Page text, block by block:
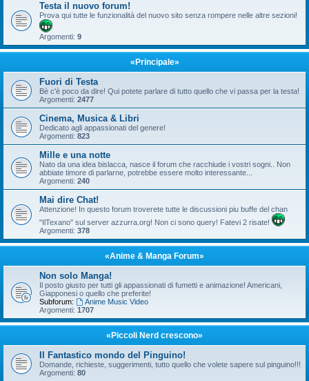
Testa il nuovo forum!
Prova qui tutte le funzionalità del nuovo sito senza rompere nelle altre sezioni!
Argomenti: 9
«Principale»
Fuori di Testa
Bè c'è poco da dire! Qui potete parlare di tutto quello che vi passa per la testa!
Argomenti: 2477
Cinema, Musica & Libri
Dedicato agli appassionati del genere!
Argomenti: 823
Mille e una notte
Nato da una idea bislacca, nasce il forum che racchiude i vostri sogni.. Non
abbiate timore di parlarne, potrebbe essere molto interessante...
Argomenti: 240
Mai dire Chat!
Attenzione! In questo forum troverete tutte le discussioni piu buffe del chan
"IlTexano" sul server azzurra.org! Non ci sono query! Fatevi 2 risate!
Argomenti: 378
«Anime & Manga Forum»
Non solo Manga!
Il posto giusto per tutti gli appassionati di fumetti e animazione! Americani,
Giapponesi o quello che preferite!
Subforum:
Anime Music Video
Argomenti: 1707
«Piccoli Nerd crescono»
Il Fantastico mondo del Pinguino!
Domande, richieste, suggerimenti, tutto quello che volete sapere sul pinguino!!!
Argomenti: 80